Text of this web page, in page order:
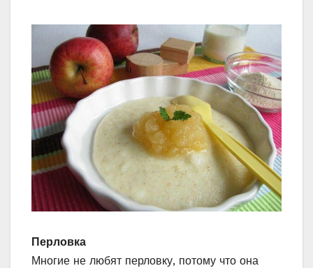
Перловка
Многие не любят перловку, потому что она